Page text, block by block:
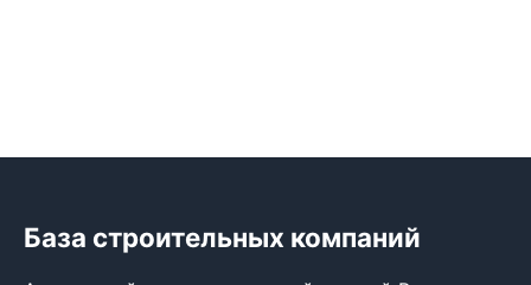
База строительных компаний